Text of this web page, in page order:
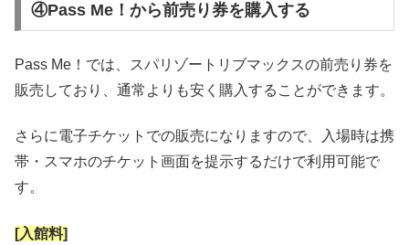
④Pass Me！から前売り券を購入する
Pass Me！では、スパリゾートリブマックスの前売り券を
販売しており、通常よりも安く購入することができます。
さらに電子チケットでの販売になりますので、入場時は携
帯・スマホのチケット画面を提示するだけで利用可能で
す。
[入館料]